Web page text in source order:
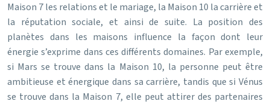
Maison 7 les relations et le mariage, la Maison 10 la carrière et
la réputation sociale, et ainsi de suite. La position des
planètes dans les maisons influence la façon dont leur
énergie s’exprime dans ces différents domaines. Par exemple,
si Mars se trouve dans la Maison 10, la personne peut être
ambitieuse et énergique dans sa carrière, tandis que si Vénus
se trouve dans la Maison 7, elle peut attirer des partenaires